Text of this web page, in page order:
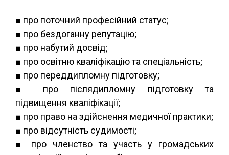
■ про поточний професійний статус;
■ про бездоганну репутацію;
■ про набутий досвід;
■ про освітню кваліфікацію та спеціальність;
■ про переддипломну підготовку;
■ про післядипломну підготовку та
підвищення кваліфікації;
■ про право на здійснення медичної практики;
■ про відсутність судимості;
■ про членство та участь у громадських